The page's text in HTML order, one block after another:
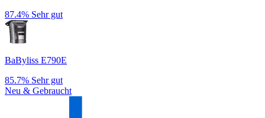
87.4% Sehr gut
BaByliss E790E
85.7% Sehr gut
Neu & Gebraucht